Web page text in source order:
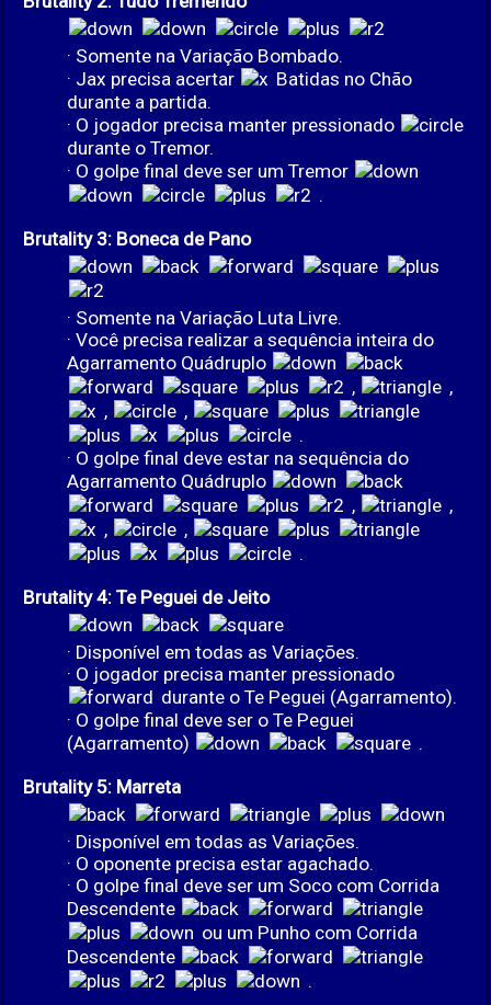
· Somente na Variação Bombado.
· Jax precisa acertar
Batidas no Chão
durante a partida.
· O jogador precisa manter pressionado
durante o Tremor.
· O golpe final deve ser um Tremor
.
Brutality 3: Boneca de Pano
· Somente na Variação Luta Livre.
· Você precisa realizar a sequência inteira do
Agarramento Quádruplo
,
,
,
,
.
· O golpe final deve estar na sequência do
Agarramento Quádruplo
,
,
,
,
.
Brutality 4: Te Peguei de Jeito
· Disponível em todas as Variações.
· O jogador precisa manter pressionado
durante o Te Peguei (Agarramento).
· O golpe final deve ser o Te Peguei
(Agarramento)
.
Brutality 5: Marreta
· Disponível em todas as Variações.
· O oponente precisa estar agachado.
· O golpe final deve ser um Soco com Corrida
Descendente
ou um Punho com Corrida
Descendente
.